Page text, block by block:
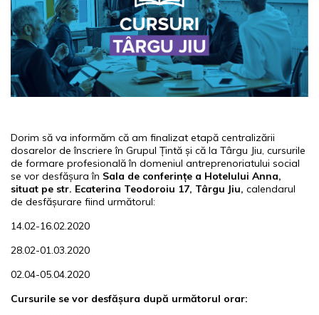
Dorim să va informăm că am finalizat etapă centralizării
dosarelor de înscriere în Grupul Țintă și că la Târgu Jiu, cursurile
de formare profesională în domeniul antreprenoriatului social
se vor desfășura în Sala de conferințe a Hotelului Anna,
situat pe str. Ecaterina Teodoroiu 17, Târgu Jiu, calendarul
de desfășurare fiind următorul:
14.02-16.02.2020
28.02-01.03.2020
02.04-05.04.2020
Cursurile se vor desfășura după următorul orar: